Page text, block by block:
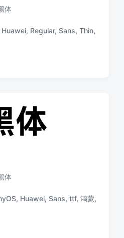
体
Huawei, Regular, Sans, Thin,
体
, Huawei, Sans, ttf, 鸿蒙,